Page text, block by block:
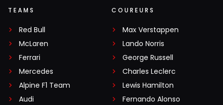
TEAMS
Red Bull
McLaren
Ferrari
Mercedes
Alpine F1 Team
Audi
COUREURS
Max Verstappen
Lando Norris
George Russell
Charles Leclerc
Lewis Hamilton
Fernando Alonso